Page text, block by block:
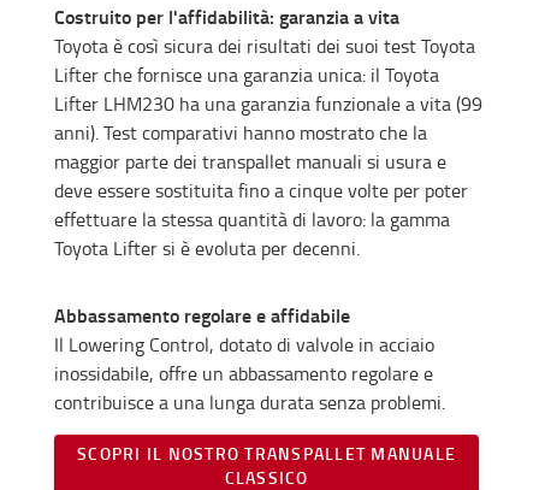
Costruito per l'affidabilità: garanzia a vita
Toyota è così sicura dei risultati dei suoi test Toyota
Lifter che fornisce una garanzia unica: il Toyota
Lifter LHM230 ha una garanzia funzionale a vita (99
anni). Test comparativi hanno mostrato che la
maggior parte dei transpallet manuali si usura e
deve essere sostituita fino a cinque volte per poter
effettuare la stessa quantità di lavoro: la gamma
Toyota Lifter si è evoluta per decenni.
Abbassamento regolare e affidabile
Il Lowering Control, dotato di valvole in acciaio
inossidabile, offre un abbassamento regolare e
contribuisce a una lunga durata senza problemi.
SCOPRI IL NOSTRO TRANSPALLET MANUALE
CLASSICO